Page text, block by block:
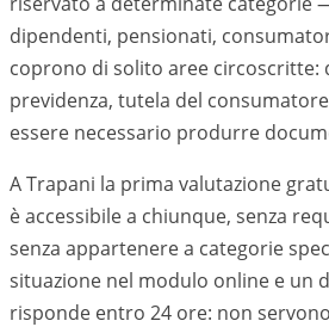
dipendenti, pensionati,
coprono di solito aree circoscritte:
previdenza, tutela del
essere necessario produrre
A Trapani la prima valutazione
è accessibile a chiunque, senza
senza appartenere a categorie
situazione nel modulo online e un
risponde entro 24 ore: non